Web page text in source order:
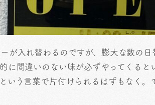
が入れ替わるのですが、膨大な数の
に間違いのない味が必ずやってくる
いう言葉で片付けられるはずもなく。